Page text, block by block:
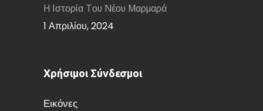
Η Ιστορία Tου Νέου Μαρμαρά
1 Απριλίου, 2024
Χρήσιμοι Σύνδεσμοι
Εικόνες